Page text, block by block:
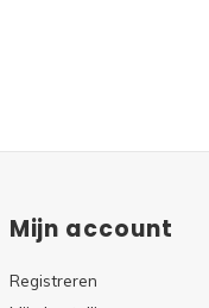
Mijn account
Registreren